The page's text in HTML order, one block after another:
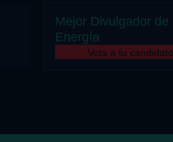
Mejor Divulgador de
Energía